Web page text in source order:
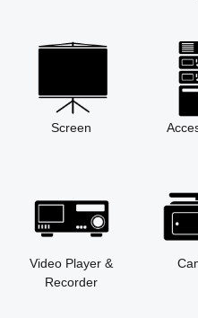
Screen
Video Player &
Recorder